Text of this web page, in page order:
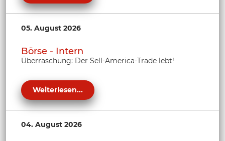
05. August 2026
Börse - Intern
Überraschung: Der Sell-America-Trade lebt!
Weiterlesen...
04. August 2026